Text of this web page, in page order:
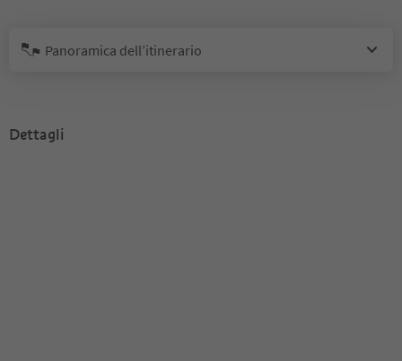
Panoramica dell’itinerario
Dettagli